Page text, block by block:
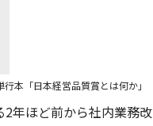
本「日本経営品質賞とは何か」
年ほど前から社内業務